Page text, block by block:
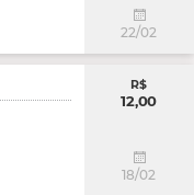
22/02
R$
12,00
18/02